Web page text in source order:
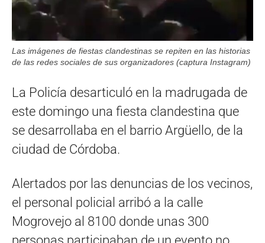
Las imágenes de fiestas clandestinas se repiten en las historias
de las redes sociales de sus organizadores (captura Instagram)
La Policía desarticuló en la madrugada de
este domingo una fiesta clandestina que
se desarrollaba en el barrio Argüello, de la
ciudad de Córdoba.
Alertados por las denuncias de los vecinos,
el personal policial arribó a la calle
Mogrovejo al 8100 donde unas 300